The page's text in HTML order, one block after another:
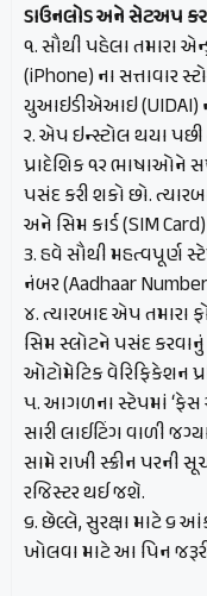
ડાઉનલોડ અને સેટઅપ
૧. સૌથી પહેલા તમારા
(iPhone) ના સત્તાવાર
યુઆઇડીએઆઇ (UIDAI)
૨. એપ ઇન્સ્ટોલ થયા
પ્રાદેશિક ૧૨ ભાષાઓને
પસંદ કરી શકો છો.
અને સિમ કાર્ડ (SIM
૩. હવે સૌથી મહત્વપૂર્ણ
નંબર (Aadhaar
૪. ત્યારબાદ એપ તમારા
સિમ સ્લોટને પસંદ
ઓટોમેટિક વેરિફિકેશન
૫. આગળના સ્ટેપમાં ‘ફેસ
સારી લાઈટિંગ વાળી
સામે રાખી સ્ક્રીન પરની
રજિસ્ટર થઈ જશે.
૬. છેલ્લે, સુરક્ષા માટે ૬
ખોલવા માટે આ પિન